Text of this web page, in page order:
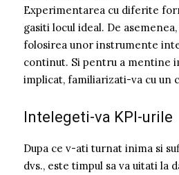
Experimentarea cu diferite
gasiti locul ideal. De
folosirea unor instrumente
continut. Si pentru a mentine
implicat, familiarizati-va cu un
Intelegeti-va KPI-urile
Dupa ce v-ati turnat inima si
dvs., este timpul sa va uitati la